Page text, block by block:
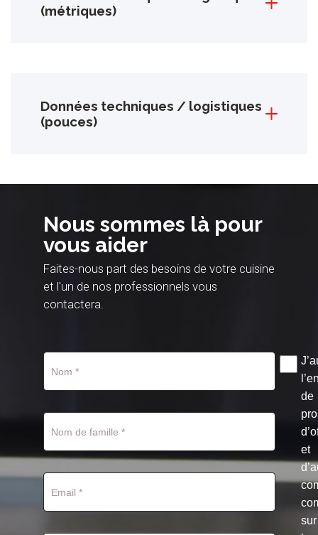
(métriques)
Données techniques / logistiques
(pouces)
Nous sommes là pour
vous aider
Faites-nous part des besoins de votre cuisine
et l'un de nos professionnels vous
contactera.
de
et
sur